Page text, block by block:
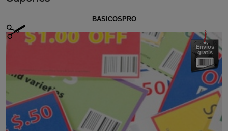
BASICOSPRO
Envíos
gratis